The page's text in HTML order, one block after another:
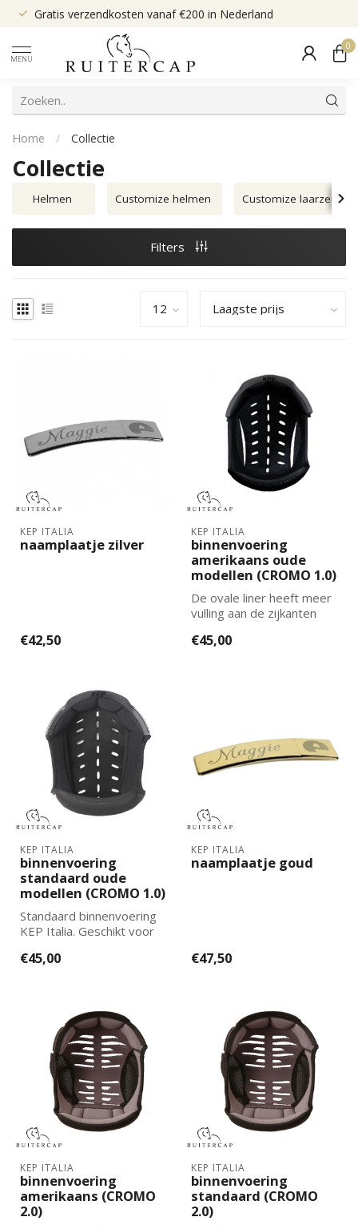
Gratis verzendkosten vanaf €200 in Nederland
MENU
0
Home / Collectie
Collectie
Helmen Customize helmen Customize laarzen
Filters
KEP ITALIA
naamplaatje zilver
€42,50
KEP ITALIA
binnenvoering
amerikaans oude
modellen (CROMO 1.0)
De ovale liner heeft meer
vulling aan de zijkanten
Gesch...
€45,00
KEP ITALIA
binnenvoering
standaard oude
modellen (CROMO 1.0)
Standaard binnenvoering
KEP Italia. Geschikt voor
1.0.
€45,00
KEP ITALIA
naamplaatje goud
€47,50
KEP ITALIA
binnenvoering
amerikaans (CROMO
2.0)
KEP ITALIA
binnenvoering
standaard (CROMO
2.0)